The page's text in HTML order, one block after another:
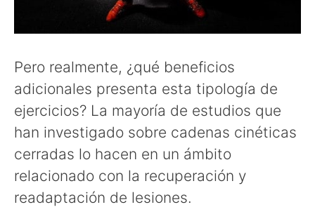
Pero realmente, ¿qué beneficios
adicionales presenta esta tipología de
ejercicios? La mayoría de estudios que
han investigado sobre cadenas cinéticas
cerradas lo hacen en un ámbito
relacionado con la recuperación y
readaptación de lesiones.